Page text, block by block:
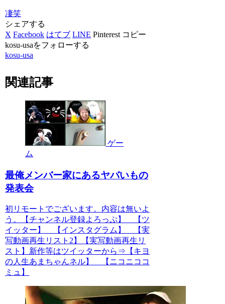
凄笑
シェアする
X Facebook はてブ LINE Pinterest コピー
kosu-usaをフォローする
kosu-usa
関連記事
ゲー
ム
最俺メンバー家にあるヤバいもの
発表会
初リモートでございます。内容は無いよ
う。【チャンネル登録よろっぷ】 【ツ
イッター】 【インスタグラム】 【実
写動画再生リスト2】【実写動画再生リ
スト】新作等はツイッターから⇒【キヨ
の人生あまちゃんネル】 【ニコニココ
ミュ】